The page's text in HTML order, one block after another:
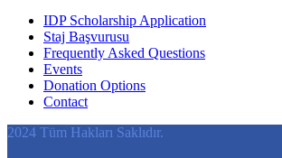
IDP Scholarship Application
Staj Başvurusu
Frequently Asked Questions
Events
Donation Options
Contact
2024 Tüm Hakları Saklıdır.